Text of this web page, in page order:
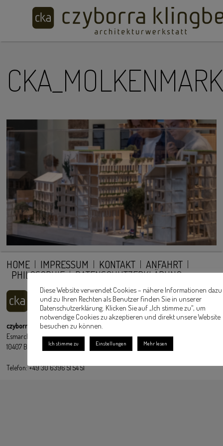
HOME IMPRESSUM KONTAKT
ANFAHRT
PHILOSOPHIE
DATENSCHUTZERKLÄRUNG
czyborra klingbeil architekturwerkstatt Partnerschaft mbB
Esmarchstraße 3
10407 Berlin
Telefon: +49 30 6396 51 54 51
Diese Website verwendet Cookies – nähere Informationen dazu
und zu Ihren Rechten als Benutzer finden Sie in unserer
Datenschutzerklärung. Klicken Sie auf „Ich stimme zu“, um
notwendige Cookies zu akzeptieren und direkt unsere Website
besuchen zu können.
Ich stimme zu Einstellungen Mehr lesen